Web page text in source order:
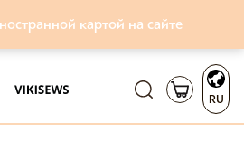
картой на сайте
RU